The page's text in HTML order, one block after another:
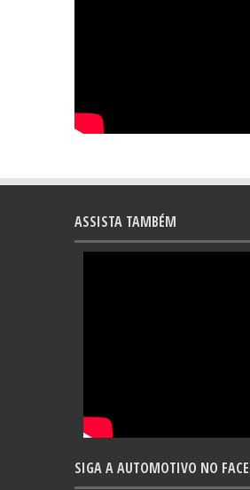
ASSISTA TAMBÉM
SIGA A AUTOMOTIVO NO